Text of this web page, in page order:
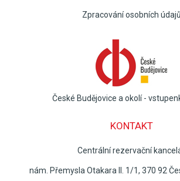
Zpracování osobních údajů
České Budějovice a okolí -
KONTAKT
Centrální rezervační
nám. Přemysla Otakara II. 1/1, 370 92